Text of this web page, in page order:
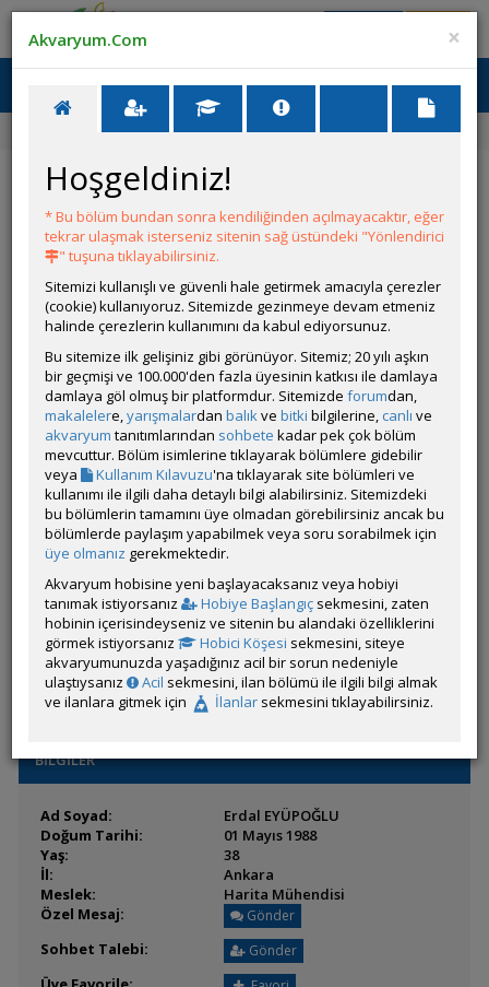
Ana Menü
Ana Sayfa
Forum Üye Profili
ÖZELLİKLER
Kullanıcı Adı:
erdal61
Kullanıcı Grubu:
Forum Üyesi
Geri Bildirimleri:
0 adet mevcut.
Aldığı Beğeni:
54
Hesap Durumu:
Aktif
Durumu:
Çevrim Dışı
Üyelik Tarihi:
16 Haziran 2015 15:47
Son Ziyaret:
04 Ağustos 2026 16:28
Toplam Mesaj:
59 [0.01 Gün Ortalaması]
Paylaşım Sayisı:
0 (Son 6 Ay)
İlan Sayisı:
Üyenin Mesaj ve İlanlarını Gör
Üyenin Açtığı Konuları Gör
Üyeden ÖM Almayı Engelle
BİLGİLER
Ad Soyad:
Erdal EYÜPOĞLU
Doğum Tarihi:
01 Mayıs 1988
Yaş:
38
İl:
Ankara
Meslek:
Harita Mühendisi
Özel Mesaj:
Gönder
Sohbet Talebi: Gönder
×
Akvaryum.Com
Hoşgeldiniz!
* Bu bölüm bundan sonra kendiliğinden açılmayacaktır, eğer
tekrar ulaşmak isterseniz sitenin sağ üstündeki "Yönlendirici
" tuşuna tıklayabilirsiniz.
Sitemizi kullanışlı ve güvenli hale getirmek amacıyla çerezler
(cookie) kullanıyoruz. Sitemizde gezinmeye devam etmeniz
halinde çerezlerin kullanımını da kabul ediyorsunuz.
Bu sitemize ilk gelişiniz gibi görünüyor. Sitemiz; 20 yılı aşkın
bir geçmişi ve 100.000'den fazla üyesinin katkısı ile damlaya
damlaya göl olmuş bir platformdur. Sitemizde forumdan,
makalelere,yarışmalardan balıkve bitki bilgilerine, canlı ve
akvaryum tanıtımlarından sohbete kadar pek çok bölüm
mevcuttur. Bölüm isimlerine tıklayarak bölümlere gidebilir
veya
Kullanım Kılavuzu'na tıklayarak site bölümleri ve
kullanımı ile ilgili daha detaylı bilgi alabilirsiniz. Sitemizdeki
bu bölümlerin tamamını üye olmadan görebilirsiniz ancak bu
bölümlerde paylaşım yapabilmek veya soru sorabilmek için
üye olmanız gerekmektedir.
Akvaryum hobisine yeni başlayacaksanız veya hobiyi
tanımak istiyorsanız
Hobiye Başlangıç sekmesini, zaten
hobinin içerisindeyseniz ve sitenin bu alandaki özelliklerini
görmek istiyorsanız
Hobici Köşesi sekmesini, siteye
akvaryumunuzda yaşadığınız acil bir sorun nedeniyle
ulaştıysanız
Acil sekmesini, ilan bölümü ile ilgili bilgi almak
ve ilanlara gitmek için
İlanlar sekmesini tıklayabilirsiniz.